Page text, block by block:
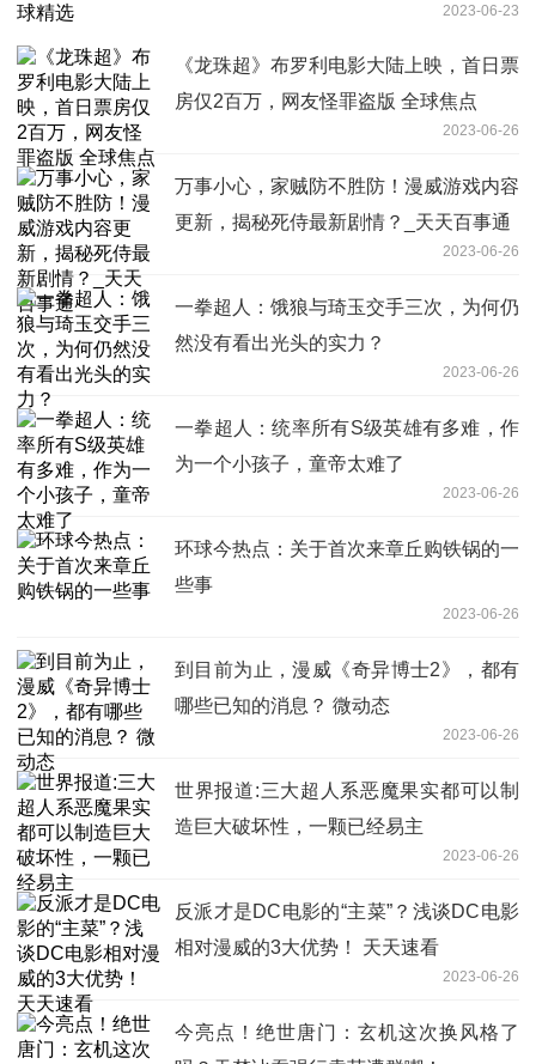
2023-06-23
《龙珠超》布罗利电影大陆上映，首日票
房仅2百万，网友怪罪盗版 全球焦点
2023-06-26
万事小心，家贼防不胜防！漫威游戏内容
更新，揭秘死侍最新剧情？_天天百事通
2023-06-26
一拳超人：饿狼与琦玉交手三次，为何仍
然没有看出光头的实力？
2023-06-26
一拳超人：统率所有S级英雄有多难，作
为一个小孩子，童帝太难了
2023-06-26
环球今热点：关于首次来章丘购铁锅的一
些事
2023-06-26
到目前为止，漫威《奇异博士2》，都有
哪些已知的消息？ 微动态
2023-06-26
世界报道:三大超人系恶魔果实都可以制
造巨大破坏性，一颗已经易主
2023-06-26
反派才是DC电影的“主菜”？浅谈DC电影
相对漫威的3大优势！ 天天速看
2023-06-26
今亮点！绝世唐门：玄机这次换风格了